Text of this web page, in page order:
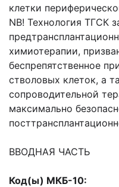
клетки
NB! Технология ТГСК
химиотерапии,
беспрепятственное
стволовых клеток, а
сопроводительной
максимально
ВВОДНАЯ ЧАСТЬ
Код(ы) МКБ-10: